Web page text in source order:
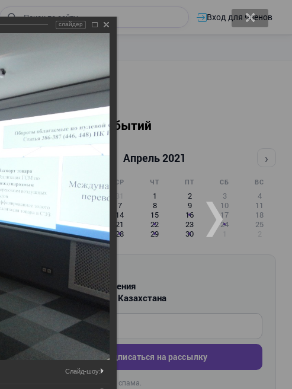
Вход для членов
Календарь событий
Апрель 2021 ›
ВТ СР ЧТ ПТ СБ ВС
29 30 31 1 2 3
4
5
7 8 9 10
11
12
14 15 16 17
18
20 21 22 23 24
25
26
27 28 29 30 1 2
РАССЫЛКА
Новости и изменения
для бухгалтеров Казахстана
Введите ваш e-mail
Подписаться на рассылку
Раз в неделю. Без спама.
слайдер
Слайд-шоу: